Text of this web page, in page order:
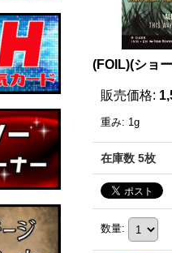
(FOIL)(ショ
販売価格:
重み: 1g
在庫数 5枚
数量: